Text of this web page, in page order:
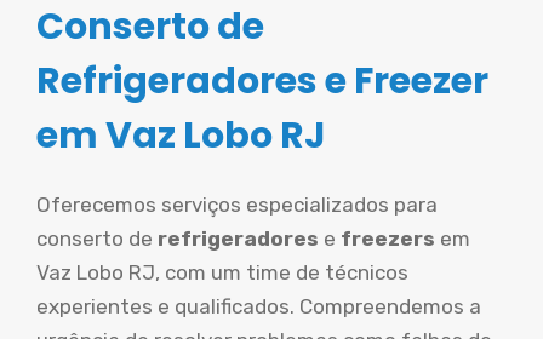
Conserto de
Refrigeradores e Freezer
em Vaz Lobo RJ
Oferecemos serviços especializados para
conserto de refrigeradores e freezers em
Vaz Lobo RJ, com um time de técnicos
experientes e qualificados. Compreendemos a